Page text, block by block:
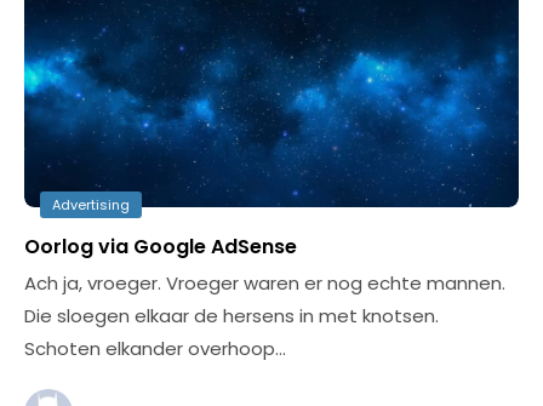
Advertising
Oorlog via Google AdSense
Ach ja, vroeger. Vroeger waren er nog echte mannen.
Die sloegen elkaar de hersens in met knotsen.
Schoten elkander overhoop…